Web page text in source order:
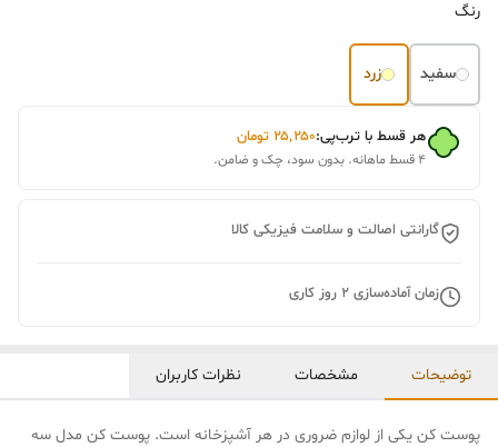
رنگ
سفید زرد
هر قسط با ترب‌پی:۲۵٬۲۵۰ تومان
۴ قسط ماهانه. بدون سود، چک و ضامن.
گارانتی اصالت و سلامت فیزیکی کالا
زمان آماده‌سازی 2 روز کاری
توضیحات مشخصات نظرات کاربران
پوست کن یکی از لوازم ضروری در هر آشپزخانه است. پوست کن مدل سه